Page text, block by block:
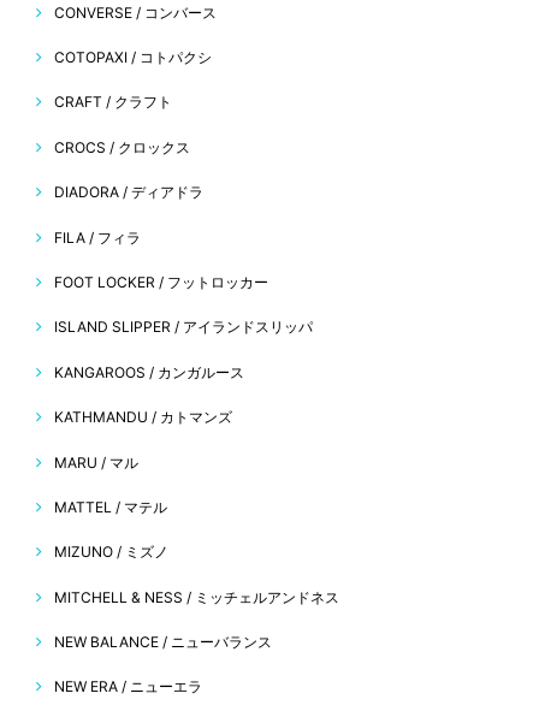
CONVERSE / コンバース
COTOPAXI / コトパクシ
CRAFT / クラフト
CROCS / クロックス
DIADORA / ディアドラ
FILA / フィラ
FOOT LOCKER / フットロッカー
ISLAND SLIPPER / アイランドスリッパ
KANGAROOS / カンガルース
KATHMANDU / カトマンズ
MARU / マル
MATTEL / マテル
MIZUNO / ミズノ
MITCHELL & NESS / ミッチェルアンドネス
NEW BALANCE / ニューバランス
NEW ERA / ニューエラ